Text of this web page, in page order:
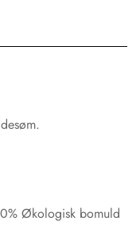
Økologisk bomuld